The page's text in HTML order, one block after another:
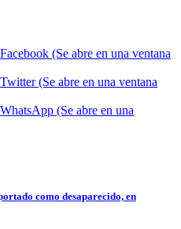
(Se abre en una ventana
(Se abre en una ventana
(Se abre en una
como desaparecido, en